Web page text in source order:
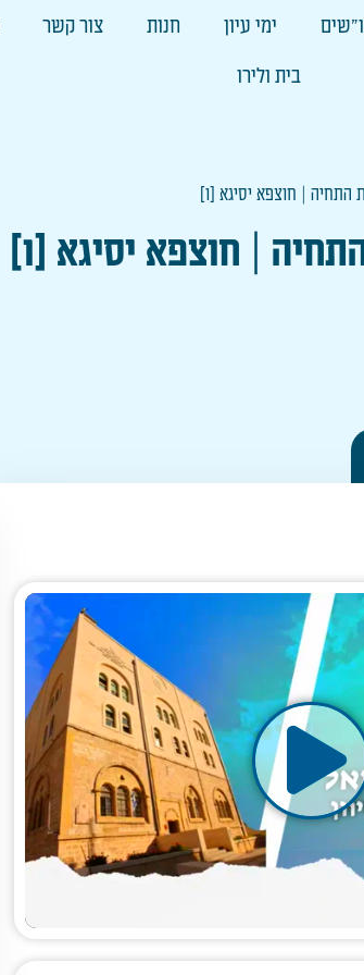
ימי עיון חנות צור קשר
בית ולירו
התחיה | חוצפא יסיגא [ו]
| חוצפא יסיגא [ו]